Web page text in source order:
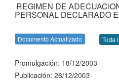
REGIMEN DE
PERSONAL DECLARADO
Documento Actualizado Toda
Promulgación: 18/12/2003
Publicación: 26/12/2003